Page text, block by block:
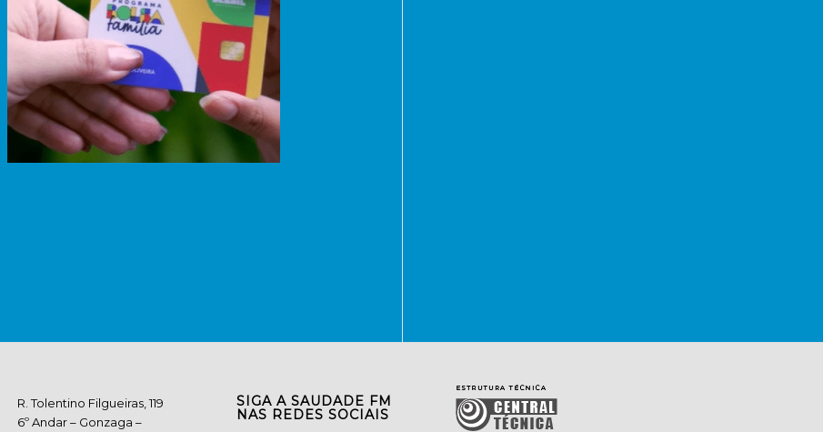
R. Tolentino Filgueiras, 119
6º Andar – Gonzaga –
SIGA A SAUDADE FM
NAS REDES SOCIAIS